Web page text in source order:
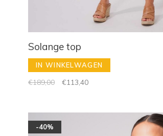
Solange top
IN WINKELWAGEN
€189,00 €113,40
-40%